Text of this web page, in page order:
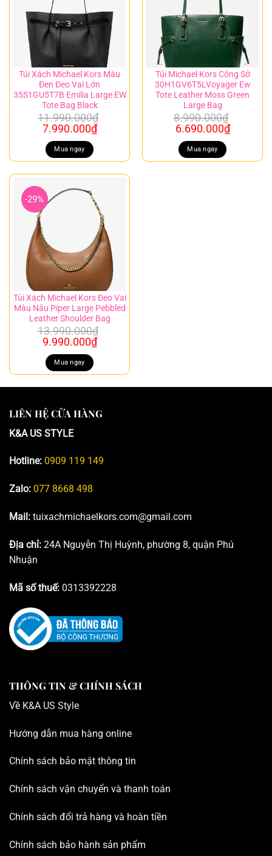
Túi Xách Michael Kors Màu
Đen Đeo Vai Lớn
35S1GU5T7B Emilia Large EW
Tote Bag Black
11.990.000₫
Giá
gốc
là:
11.990.000₫.
7.990.000₫Giá
là:
7.990.000₫.
Mua ngay
Túi Michael Kors Công Sở
30H1GV6T5LVoyager Ew
Tote Leather Moss Green
Large Bag
8.990.000₫
Giá
gốc
là:
8.990.000₫.
6.690.000₫Giá
là:
Mua ngay
-29%
Túi Xách Michael Kors Đeo Vai
Màu Nâu Piper Large Pebbled
Leather Shoulder Bag
13.990.000₫
Giá
gốc
là:
13.990.000₫.
9.990.000₫Giá
là:
9.990.000₫.
Mua ngay
LIÊN HỆ CỬA HÀNG
K&A US STYLE
Hotline: 0909 119 149
Zalo: 077 8668 498
Mail: tuixachmichaelkors.com@gmail.com
Địa chỉ: 24A Nguyễn Thị Huỳnh, phường 8, quận Phú
Nhuận
Mã số thuế: 0313392228
THÔNG TIN & CHÍNH SÁCH
Về K&A US Style
Hướng dẫn mua hàng online
Chính sách bảo mật thông tin
Chính sách vận chuyển và thanh toán
Chính sách đổi trả hàng và hoàn tiền
Chính sách bảo hành sản phẩm